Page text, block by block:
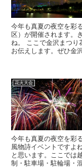
今年も真夏の夜空を彩
区）が開催されます。
ね。 ここで金沢まつり
お伝えします。ぜひ金
花火大会
今年も真夏の夜空を彩
風物詩イベントですよ
と思います。ここでは
制・駐車場・駐輪場・